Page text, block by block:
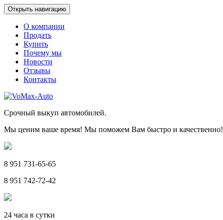
Открыть навигацию
О компании
Продать
Купить
Почему мы
Новости
Отзывы
Контакты
Срочный выкуп автомобилей.
Мы ценим ваше время! Мы поможем Вам быстро и качественно!
8 951 731-65-65
8 951 742-72-42
24 часа в сутки